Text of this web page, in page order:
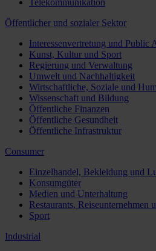
Telekommunikation
Öffentlicher und sozialer Sektor
Interessenvertretung und Public
Kunst, Kultur und Sport
Regierung und Verwaltung
Umwelt und Nachhaltigkeit
Wirtschaftliche, Soziale und
Wissenschaft und Bildung
Öffentliche Finanzen
Öffentliche Gesundheit
Öffentliche Infrastruktur
Consumer
Einzelhandel, Bekleidung und
Konsumgüter
Medien und Unterhaltung
Restaurants, Reiseunternehmen
Sport
Industrial